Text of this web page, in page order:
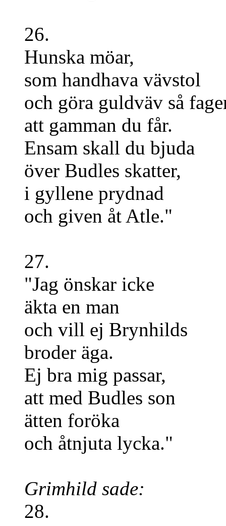
26.
Hunska möar,
som handhava vävstol
och göra guldväv så
att gamman du får.
Ensam skall du bjuda
över Budles skatter,
i gyllene prydnad
och given åt Atle."
27.
"Jag önskar icke
äkta en man
och vill ej Brynhilds
broder äga.
Ej bra mig passar,
att med Budles son
ätten foröka
och åtnjuta lycka."
Grimhild sade:
28.